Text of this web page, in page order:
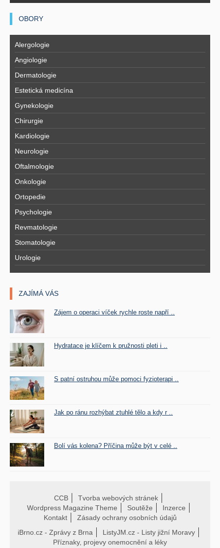
OBORY
Alergologie
Angiologie
Dermatologie
Estetická medicína
Gynekologie
Chirurgie
Kardiologie
Neurologie
Oftalmologie
Onkologie
Ortopedie
Psychologie
Revmatologie
Stomatologie
Urologie
ZAJÍMÁ VÁS
Zájem o operaci víček rychle roste napří ..
Hydratace je klíčem k pružnosti pleti i ..
S patní ostruhou může pomoci fyzioterapi ..
Jak po ránu rozhýbat ztuhlé tělo a kdy r ..
Bolí vás kolena? Příčina může být v celé ..
CCB
Tvorba webových stránek
Wordpress Magazine Theme
Soutěže
Inzerce
Kontakt
Zásady ochrany osobních údajů
iBrno.cz - Zprávy z Brna
ListyJM.cz - Listy jižní Moravy
Příznaky, projevy onemocnění a léky